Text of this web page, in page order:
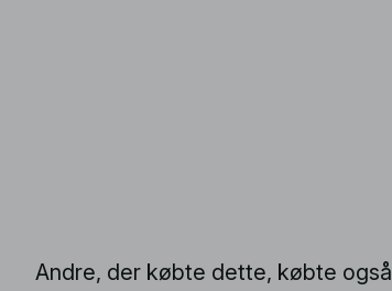
Andre, der købte dette, købte også